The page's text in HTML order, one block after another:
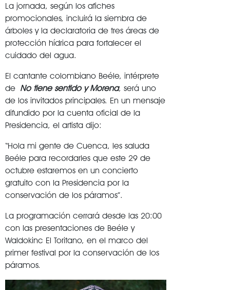
La jornada, según los afiches
promocionales, incluirá la siembra de
árboles y la declaratoria de tres áreas de
protección hídrica para fortalecer el
cuidado del agua.
El cantante colombiano Beéle, intérprete
de No tiene sentido y Morena, será uno
de los invitados principales. En un mensaje
difundido por la cuenta oficial de la
Presidencia, el artista dijo:
“Hola mi gente de Cuenca, les saluda
Beéle para recordarles que este 29 de
octubre estaremos en un concierto
gratuito con la Presidencia por la
conservación de los páramos”.
La programación cerrará desde las 20:00
con las presentaciones de Beéle y
Waldokinc El Toritano, en el marco del
primer festival por la conservación de los
páramos.